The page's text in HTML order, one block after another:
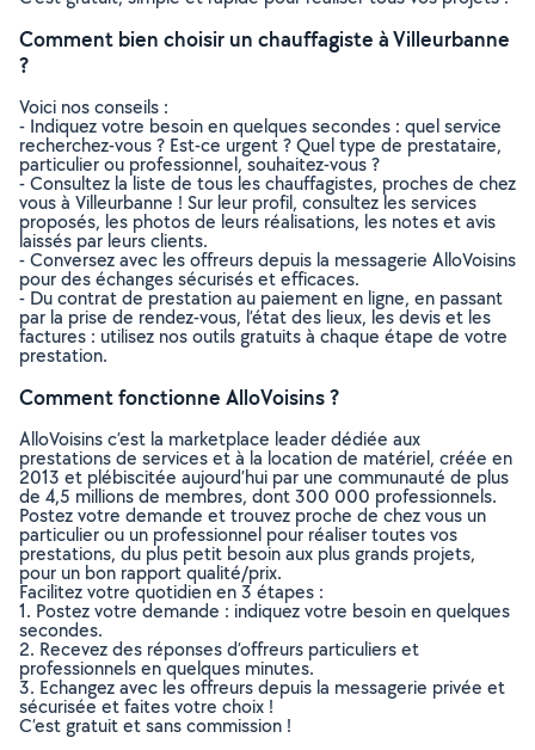
Comment bien choisir un chauffagiste à Villeurbanne
?
Voici nos conseils :
- Indiquez votre besoin en quelques secondes : quel service
recherchez-vous ? Est-ce urgent ? Quel type de prestataire,
particulier ou professionnel, souhaitez-vous ?
- Consultez la liste de tous les chauffagistes, proches de chez
vous à Villeurbanne ! Sur leur profil, consultez les services
proposés, les photos de leurs réalisations, les notes et avis
laissés par leurs clients.
- Conversez avec les offreurs depuis la messagerie AlloVoisins
pour des échanges sécurisés et efficaces.
- Du contrat de prestation au paiement en ligne, en passant
par la prise de rendez-vous, l’état des lieux, les devis et les
factures : utilisez nos outils gratuits à chaque étape de votre
prestation.
Comment fonctionne AlloVoisins ?
AlloVoisins c’est la marketplace leader dédiée aux
prestations de services et à la location de matériel, créée en
2013 et plébiscitée aujourd’hui par une communauté de plus
de 4,5 millions de membres, dont 300 000 professionnels.
Postez votre demande et trouvez proche de chez vous un
particulier ou un professionnel pour réaliser toutes vos
prestations, du plus petit besoin aux plus grands projets,
pour un bon rapport qualité/prix.
Facilitez votre quotidien en 3 étapes :
1. Postez votre demande : indiquez votre besoin en quelques
secondes.
2. Recevez des réponses d’offreurs particuliers et
professionnels en quelques minutes.
3. Echangez avec les offreurs depuis la messagerie privée et
sécurisée et faites votre choix !
C’est gratuit et sans commission !